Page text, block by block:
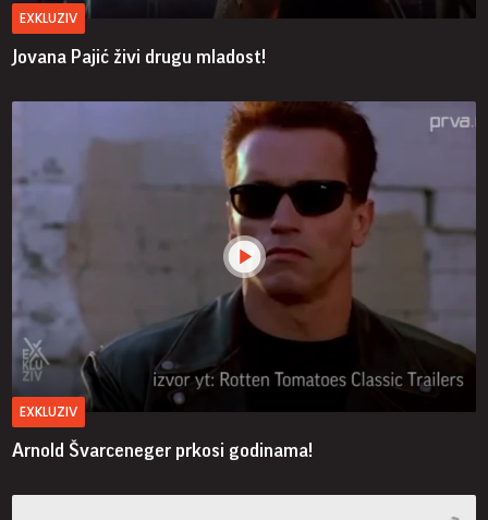
EXKLUZIV
Jovana Pajić živi drugu mladost!
EXKLUZIV
Arnold Švarceneger prkosi godinama!